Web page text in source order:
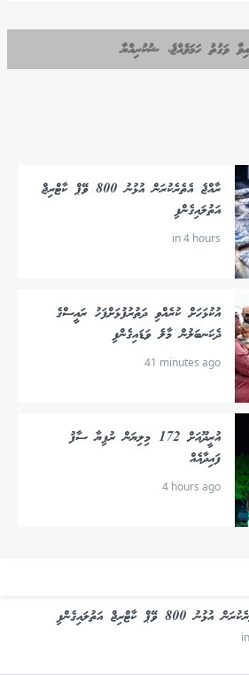
ވަގުތު ހަމަވެއްޖެ، ޝުކުރިއްޔާ
ރާއްޖެ އެތެރެކުރަން އުޅުނު 800 ވޭޕް ކާޓްރިޖް
އަތުލައިގެންފި
in 4 hours
އުކުޅަހަށް ކުރެއްވި ދަތުރުފުޅަށްފަހު ރައީސްގެ
ދެކަނބަލުން މާލެ ވަޑައިގެންފި
41 minutes ago
އުރީދޫއަށް 172 މިލިޔަން ރުފިޔާ ސާފު
ފައިދާއެއް
4 hours ago
800 ވޭޕް ކާޓްރިޖް އަތުލައިގެންފި